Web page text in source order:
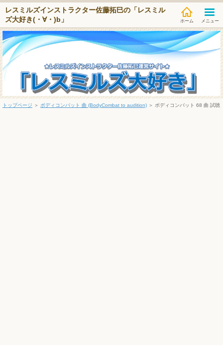
レスミルズインストラクター佐藤拓巳の「レスミル
ズ大好き(・∀・)b」
メニュー
トップページ ＞ ボディコンバット 曲 (BodyCombat to audition) ＞ ボディコンバット 68 曲 試聴